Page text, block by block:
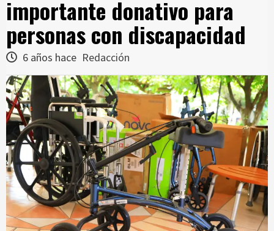
importante donativo para
personas con discapacidad
6 años hace Redacción